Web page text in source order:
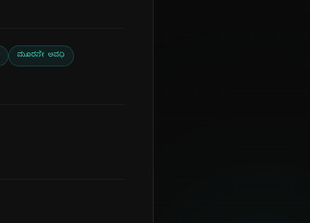
ಮೂರನೇ ಅವಧಿ